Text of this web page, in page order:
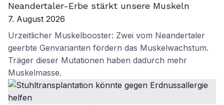
Neandertaler-Erbe stärkt unsere Muskeln
7. August 2026
Urzeitlicher Muskelbooster: Zwei vom Neandertaler
geerbte Genvarianten fördern das Muskelwachstum.
Träger dieser Mutationen haben dadurch mehr
Muskelmasse.